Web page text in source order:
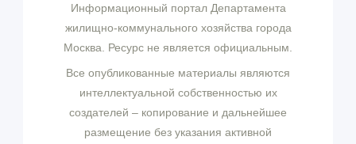
Информационный портал Департамента
жилищно-коммунального хозяйства города
Москва. Ресурс не является официальным.
Все опубликованные материалы являются
интеллектуальной собственностью их
создателей – копирование и дальнейшее
размещение без указания активной